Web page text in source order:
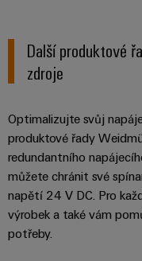
Další produktové
zdroje
Optimalizujte svůj
produktové řady
redundantního
můžete chránit své
napětí 24 V DC. Pro
výrobek a také vám
potřeby.